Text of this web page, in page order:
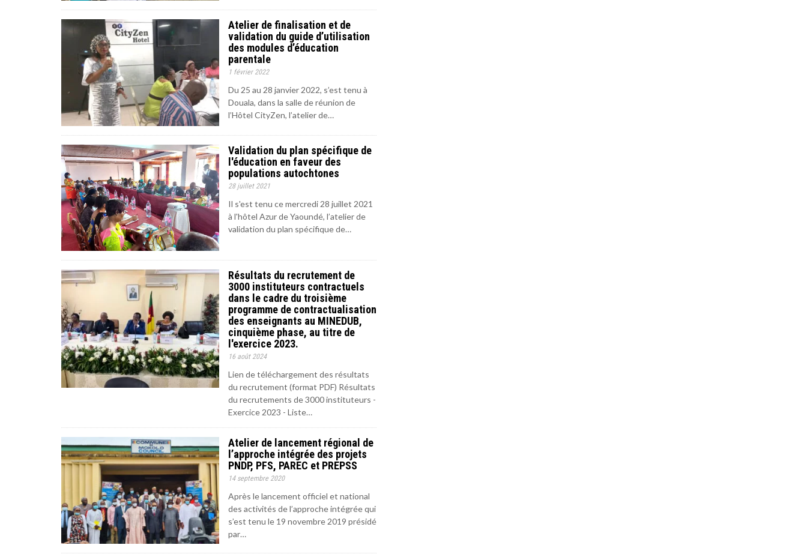
Atelier de finalisation et de
validation du guide d’utilisation
des modules d’éducation
parentale
1 février 2022
Du 25 au 28 janvier 2022, s’est tenu à
Douala, dans la salle de réunion de
l’Hôtel CityZen, l’atelier de…
Validation du plan spécifique de
l'éducation en faveur des
populations autochtones
28 juillet 2021
Il s'est tenu ce mercredi 28 juillet 2021
à l'hôtel Azur de Yaoundé, l’atelier de
validation du plan spécifique de…
Résultats du recrutement de
3000 instituteurs contractuels
dans le cadre du troisième
programme de contractualisation
des enseignants au MINEDUB,
cinquième phase, au titre de
l'exercice 2023.
16 août 2024
Lien de téléchargement des résultats
du recrutement (format PDF) Résultats
du recrutements de 3000 instituteurs -
Exercice 2023 - Liste…
Atelier de lancement régional de
l’approche intégrée des projets
PNDP, PFS, PAREC et PREPSS
14 septembre 2020
Après le lancement officiel et national
des activités de l’approche intégrée qui
s’est tenu le 19 novembre 2019 présidé
par…